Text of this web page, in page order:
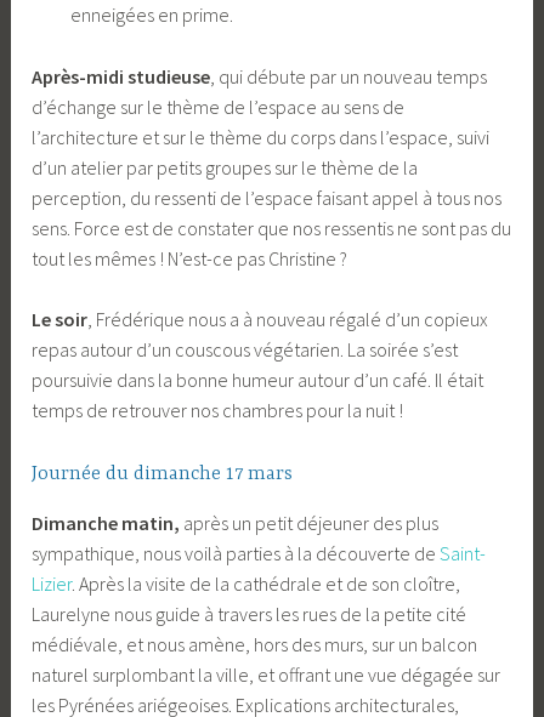
enneigées en prime.
Après-midi studieuse , qui débute par un nouveau temps
d’échange sur le thème de l’espace au sens de
l’architecture et sur le thème du corps dans l’espace, suivi
d’un atelier par petits groupes sur le thème de la
perception, du ressenti de l’espace faisant appel à tous nos
sens. Force est de constater que nos ressentis ne sont pas du
tout les mêmes ! N’est-ce pas Christine ?
Le soir, Frédérique nous a à nouveau régalé d’un copieux
repas autour d’un couscous végétarien. La soirée s’est
poursuivie dans la bonne humeur autour d’un café. Il était
temps de retrouver nos chambres pour la nuit !
Journée du dimanche 17 mars
Dimanche matin, après un petit déjeuner des plus
sympathique, nous voilà parties à la découverte deSaint-
Lizier. Après la visite de la cathédrale et de son cloître,
Laurelyne nous guide à travers les rues de la petite cité
médiévale, et nous amène, hors des murs, sur un balcon
naturel surplombant la ville, et offrant une vue dégagée sur
les Pyrénées ariégeoises. Explications architecturales,